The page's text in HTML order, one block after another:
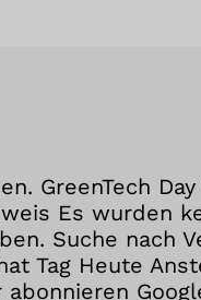
GreenTech
Es wurden
Suche nach
Tag Heute
abonnieren